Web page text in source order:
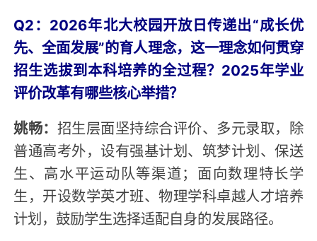
Q2：2026年北大校园开放日传递出“成长优
先、全面发展”的育人理念，这一理念如何贯穿
招生选拔到本科培养的全过程？2025年学业
评价改革有哪些核心举措？
姚畅： 招生层面坚持综合评价、多元录取，除
普通高考外，设有强基计划、筑梦计划、保送
生、高水平运动队等渠道；面向数理特长学
生，开设数学英才班、物理学科卓越人才培养
计划，鼓励学生选择适配自身的发展路径。